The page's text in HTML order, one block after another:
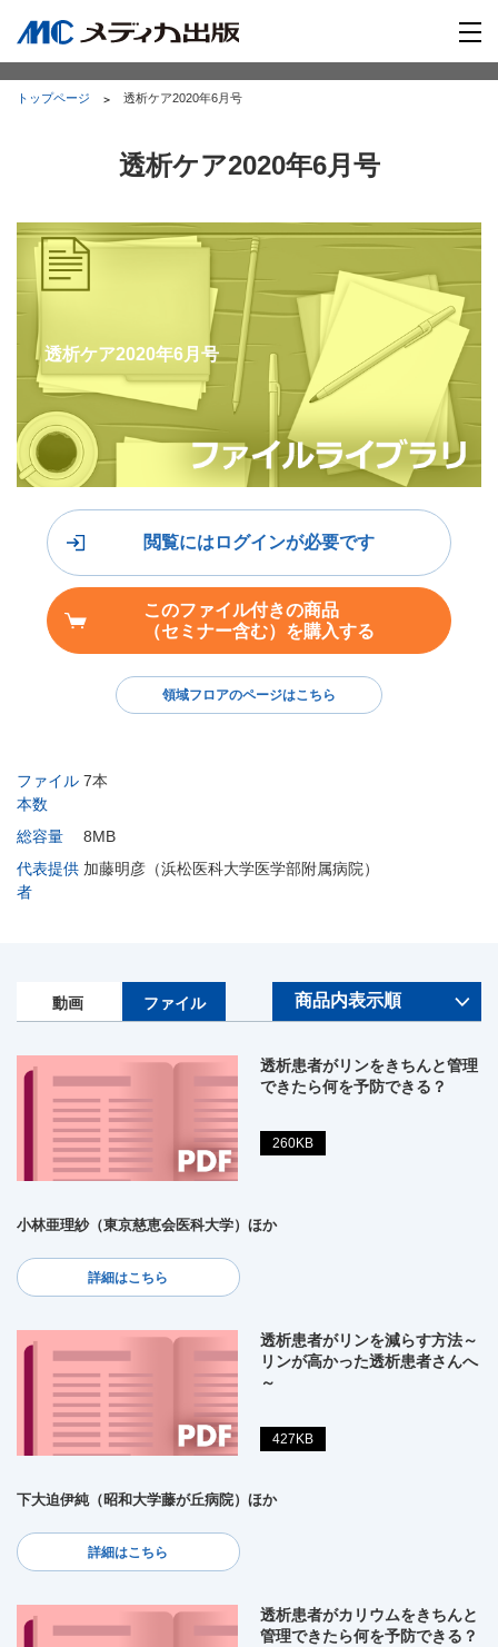
トップページ 透析ケア2020年6月号
透析ケア2020年6月号
透析ケア2020年6月号
ファイル
本数
7本
総容量
8MB
代表提供
者
加藤明彦（浜松医科大学医学部附属病院）
閲覧にはログインが必要です
このファイル付きの商品
（セミナー含む）を購入する
領域フロアのページはこちら
動画 ファイル
透析患者がリンをきちんと管理
できたら何を予防できる？
260KB
小林亜理紗（東京慈恵会医科大学）ほか
詳細はこちら
透析患者がリンを減らす方法～
リンが高かった透析患者さんへ
～
427KB
下大迫伊純（昭和大学藤が丘病院）ほか
詳細はこちら
透析患者がカリウムをきちんと
管理できたら何を予防できる？